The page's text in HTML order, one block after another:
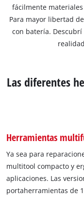
fácilmente
Para mayor libertad
con batería.
Las diferentes
Herramientas
Ya sea para
multitool compacto y
aplicaciones. Las
portaherramientas de